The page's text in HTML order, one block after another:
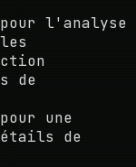
l'analyse
de
une
de